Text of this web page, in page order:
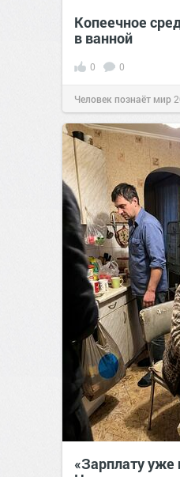
Копеечное
в ванной
0 0
Человек познаёт мир
«Зарплату уже